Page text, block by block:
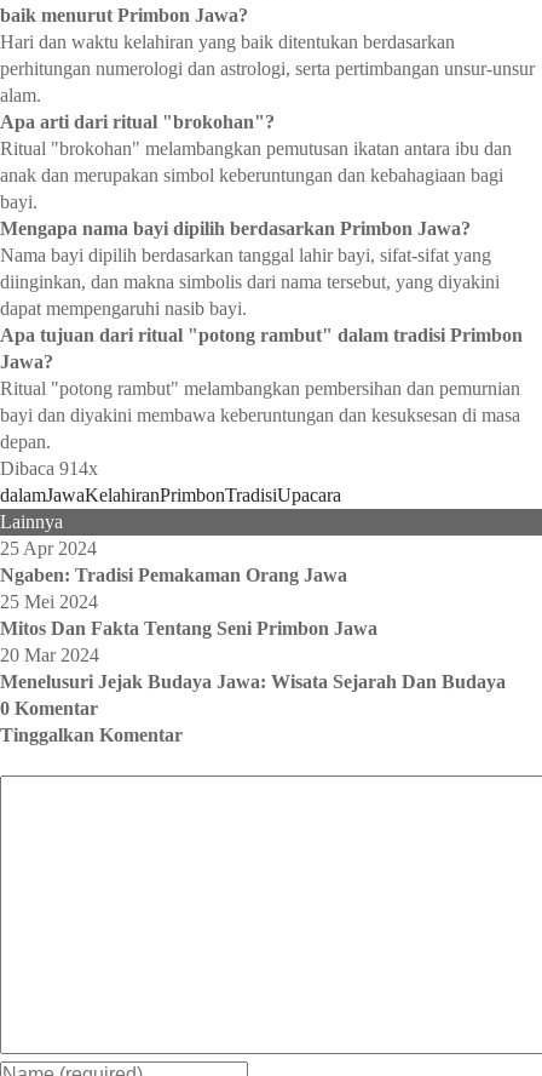
baik menurut Primbon Jawa?
Hari dan waktu kelahiran yang baik ditentukan berdasarkan
perhitungan numerologi dan astrologi, serta pertimbangan unsur-unsur
alam.
Apa arti dari ritual "brokohan"?
Ritual "brokohan" melambangkan pemutusan ikatan antara ibu dan
anak dan merupakan simbol keberuntungan dan kebahagiaan bagi
bayi.
Mengapa nama bayi dipilih berdasarkan Primbon Jawa?
Nama bayi dipilih berdasarkan tanggal lahir bayi, sifat-sifat yang
diinginkan, dan makna simbolis dari nama tersebut, yang diyakini
dapat mempengaruhi nasib bayi.
Apa tujuan dari ritual "potong rambut" dalam tradisi Primbon
Jawa?
Ritual "potong rambut" melambangkan pembersihan dan pemurnian
bayi dan diyakini membawa keberuntungan dan kesuksesan di masa
depan.
Dibaca 914x
dalamJawaKelahiranPrimbonTradisiUpacara
Lainnya
25 Apr 2024
Ngaben: Tradisi Pemakaman Orang Jawa
25 Mei 2024
Mitos Dan Fakta Tentang Seni Primbon Jawa
20 Mar 2024
Menelusuri Jejak Budaya Jawa: Wisata Sejarah Dan Budaya
0 Komentar
Tinggalkan Komentar